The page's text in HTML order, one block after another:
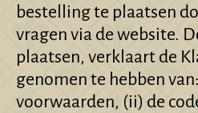
bestelling te plaatsen
vragen via de website.
plaatsen, verklaart de
genomen te hebben
voorwaarden, (ii) de